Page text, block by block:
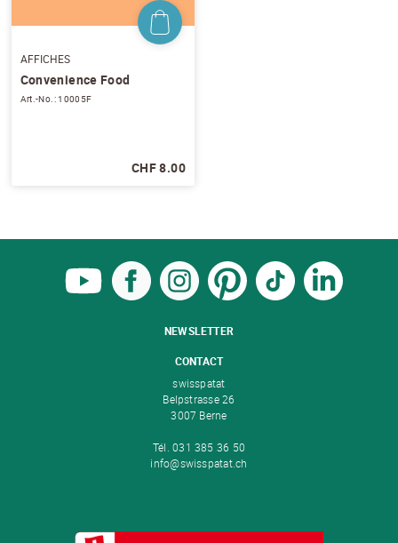
Convenience Food
Art.-No.: 10005F
AFFICHES
CHF 8.00
NEWSLETTER
CONTACT
swisspatat
Belpstrasse 26
3007 Berne
Tél. 031 385 36 50
info@swisspatat.ch